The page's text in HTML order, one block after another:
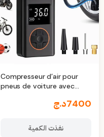
Compresseur d’air pour
pneus de voiture avec
7400د.ج
نفذت الكمية